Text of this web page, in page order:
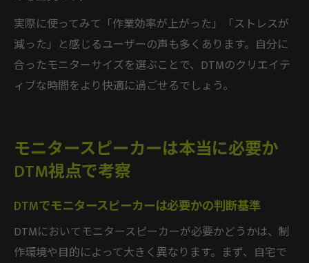
実際に使ってみて「作業効率が上がった」「ストレスが
減った」と感じるユーザーの声も多くあります。自分に
合ったモニターサイズを選ぶことで、DTMのクリエイテ
ィブな時間をより快適に過ごせるでしょう。
モニタースピーカーは本当に必要か
DTM視点で考察
DTMでモニタースピーカーは必要かの判断基準
DTMにおいてモニタースピーカーが必要かどうかは、制
作環境や目的によって大きく異なります。まず、自宅で